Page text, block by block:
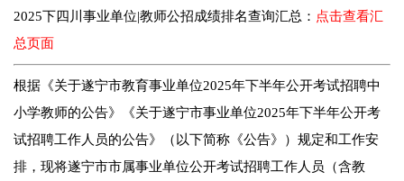
2025下四川事业单位|教师公招成绩排名查询汇总： 点击查看汇
总页面
根据《关于遂宁市教育事业单位2025年下半年公开考试招聘中
小学教师的公告》《关于遂宁市事业单位2025年下半年公开考
试招聘工作人员的公告》（以下简称《公告》）规定和工作安
排，现将遂宁市市属事业单位公开考试招聘工作人员（含教